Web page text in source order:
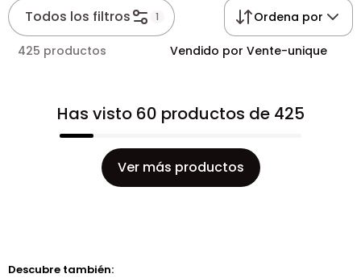
Todos los filtros 1 Ordena por
425 productos Vendido por Vente-unique
Has visto 60 productos de 425
Ver más productos
Descubre también: